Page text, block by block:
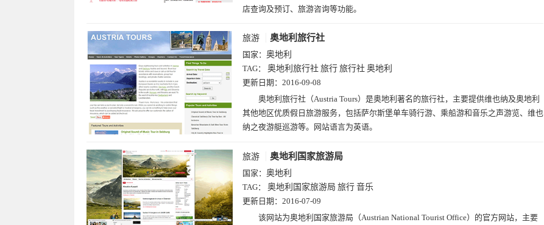
店查询及预订、旅游咨询等功能。
旅游 奥地利旅行社
国家： 奥地利
TAG： 奥地利旅行社 旅行 旅行社 奥地利
更新日期： 2016-09-08
奥地利旅行社（Austria Tours）是奥地利著名的旅行社，主要提供维也纳及奥地利
其他地区优质假日旅游服务，包括萨尔斯堡单车骑行游、乘船游和音乐之声游览、维也
纳之夜游艇巡游等。网站语言为英语。
旅游 奥地利国家旅游局
国家： 奥地利
TAG： 奥地利国家旅游局 旅行 音乐
更新日期： 2016-07-09
该网站为奥地利国家旅游局（Austrian National Tourist Office）的官方网站，主要